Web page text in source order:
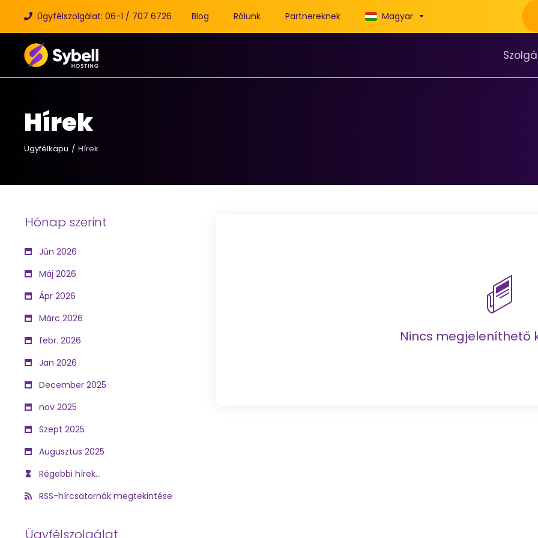
Ügyfélszolgálat: 06-1 / 707 6726 Blog Rólunk Partnereknek Magyar
Hírek
Ügyfélkapu Hírek
Hónap szerint
Jún 2026
Máj 2026
Ápr 2026
Márc 2026
febr. 2026
Jan 2026
December 2025
nov 2025
Szept 2025
Augusztus 2025
Régebbi hírek...
RSS-hírcsatornák megtekintése
Ügyfélszolgálat
Nincs megjeleníthető